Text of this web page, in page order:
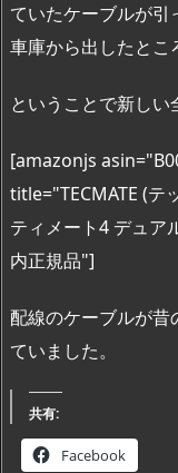
ていたケーブルが
車庫から出したとこ
ということで新しい
[amazonjs
title="TECMATE (テ
ティメート4 デュア
内正規品"]
配線のケーブルが昔
ていました。
共有:
Facebook